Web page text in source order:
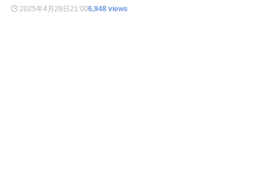
2025年4月29日 21:006,948 views